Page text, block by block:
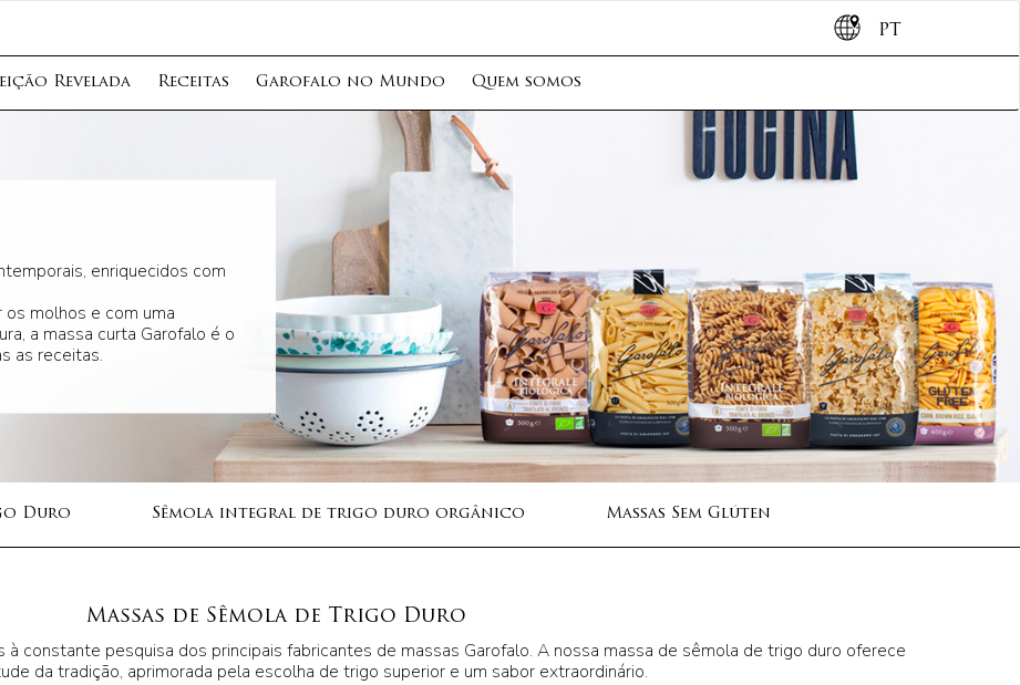
Revelada Receitas Garofalo no Mundo Quem somos
PT
enriquecidos com
os molhos e com uma
a massa curta Garofalo é o
as receitas.
Duro Sêmola integral de trigo duro orgânico Massas Sem Glúten
Massas de Sêmola de Trigo Duro
à constante pesquisa dos principais fabricantes de massas Garofalo. A nossa massa de sêmola de trigo duro oferece
da tradição, aprimorada pela escolha de trigo superior e um sabor extraordinário.